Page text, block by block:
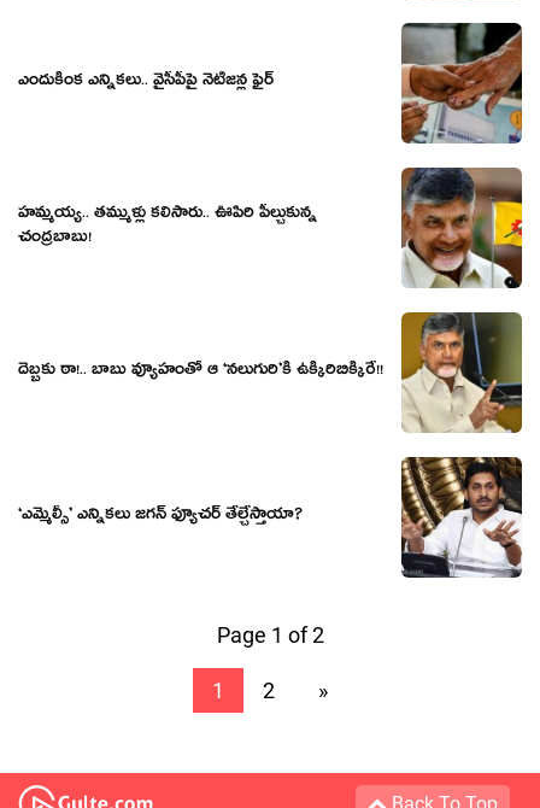
ఎందుకింక ఎన్నిక‌లు.. వైసీపీపై నెటిజ‌న్ల ఫైర్‌
హ‌మ్మ‌య్య‌.. త‌మ్ముళ్లు క‌లిసారు.. ఊపిరి పీల్చుకున్న
చంద్ర‌బాబు!
దెబ్బ‌కు ఠా!.. బాబు వ్యూహంతో ఆ ‘న‌లుగురి’కి ఉక్కిరిబిక్కిరే!!
‘ఎమ్మెల్సీ’ ఎన్నిక‌లు జ‌గ‌న్ ఫ్యూచ‌ర్ తేల్చేస్తాయా?
Page 1 of 2
1 2 »
Back To Top